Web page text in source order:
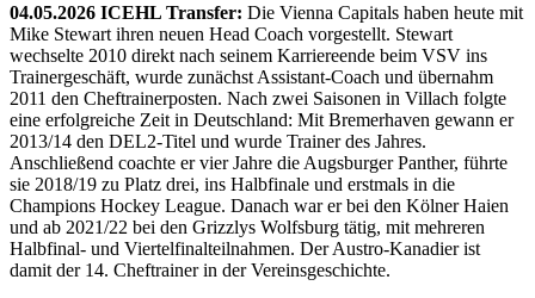
04.05.2026 ICEHL Transfer: Die Vienna Capitals haben heute mit
Mike Stewart ihren neuen Head Coach vorgestellt. Stewart
wechselte 2010 direkt nach seinem Karriereende beim VSV ins
Trainergeschäft, wurde zunächst Assistant-Coach und übernahm
2011 den Cheftrainerposten. Nach zwei Saisonen in Villach folgte
eine erfolgreiche Zeit in Deutschland: Mit Bremerhaven gewann er
2013/14 den DEL2-Titel und wurde Trainer des Jahres.
Anschließend coachte er vier Jahre die Augsburger Panther, führte
sie 2018/19 zu Platz drei, ins Halbfinale und erstmals in die
Champions Hockey League. Danach war er bei den Kölner Haien
und ab 2021/22 bei den Grizzlys Wolfsburg tätig, mit mehreren
Halbfinal- und Viertelfinalteilnahmen. Der Austro-Kanadier ist
damit der 14. Cheftrainer in der Vereinsgeschichte.